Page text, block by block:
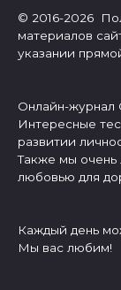
© 2016-2026
материалов
указании
Онлайн-журнал
Интересные
развитии
Также мы очень
любовью для
Каждый день
Мы вас любим!